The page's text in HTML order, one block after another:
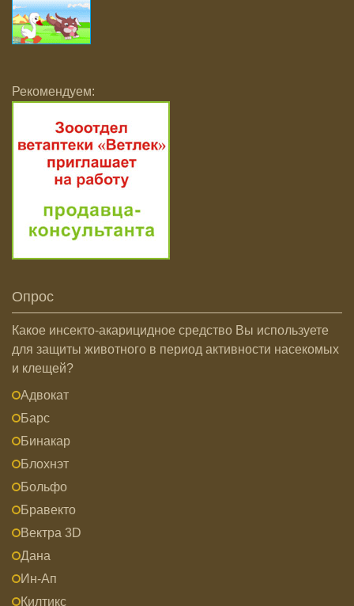
Рекомендуем:
Опрос
Какое инсекто-акарицидное средство Вы используете
для защиты животного в период активности насекомых
и клещей?
Адвокат
Барс
Бинакар
Блохнэт
Больфо
Бравекто
Вектра 3D
Дана
Ин-Ап
Килтикс